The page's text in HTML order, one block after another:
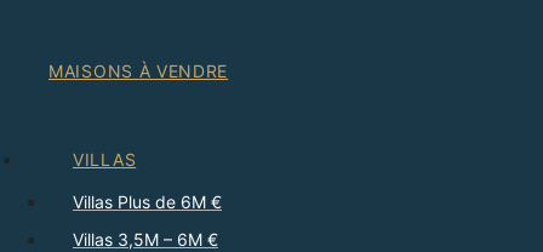
MAISONS À VENDRE
VILLAS
Villas Plus de 6M €
Villas 3,5M – 6M €